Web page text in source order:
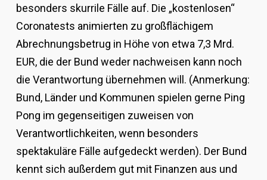
besonders skurrile Fälle auf. Die „kostenlosen“
Coronatests animierten zu großflächigem
Abrechnungsbetrug in Höhe von etwa 7,3 Mrd.
EUR, die der Bund weder nachweisen kann noch
die Verantwortung übernehmen will. (Anmerkung:
Bund, Länder und Kommunen spielen gerne Ping
Pong im gegenseitigen zuweisen von
Verantwortlichkeiten, wenn besonders
spektakuläre Fälle aufgedeckt werden). Der Bund
kennt sich außerdem gut mit Finanzen aus und